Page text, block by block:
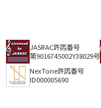
JASRAC許諾番号
第9016745002Y38029号
NexTone許諾番号
ID000005690